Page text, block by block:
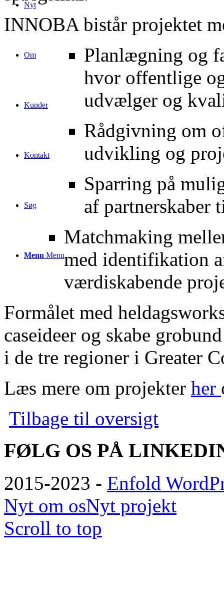
Nyt
Om
Kunder
Kontakt
Søg
Menu Menu
INNOBA bistår projektet
Planlægning og
hvor offentlige
udvælger og
Rådgivning om
udvikling og
Sparring på
af partnerskaber
Matchmaking
med identifikation
værdiskabende
Formålet med
caseideer og skabe
i de tre regioner i Greater
Læs mere om projekter her
Tilbage til oversigt
FØLG OS PÅ
2015-2023 - Enfold
Nyt om osNyt projekt
Scroll to top